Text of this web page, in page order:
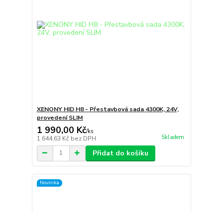
XENONY HID H8 - Přestavbová sada 4300K, 24V,
provedení SLIM
1 990,00 Kč/ks
1 644,63 Kč bez DPH Skladem
Přidat do košíku
Novinka